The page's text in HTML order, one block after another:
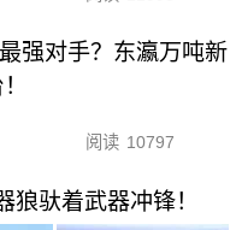
强对手？东瀛万吨新
阅读 10797
驮着武器冲锋！